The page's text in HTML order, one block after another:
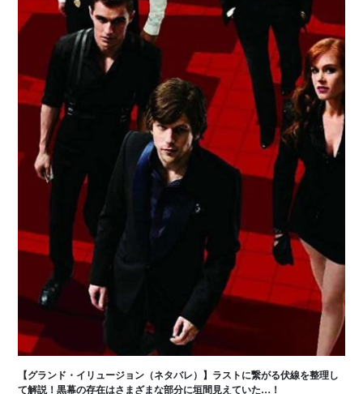
【グランド・イリュージョン（ネタバレ）】ラストに繋がる伏線を整理し
て解説！黒幕の存在はさまざまな部分に垣間見えていた…！